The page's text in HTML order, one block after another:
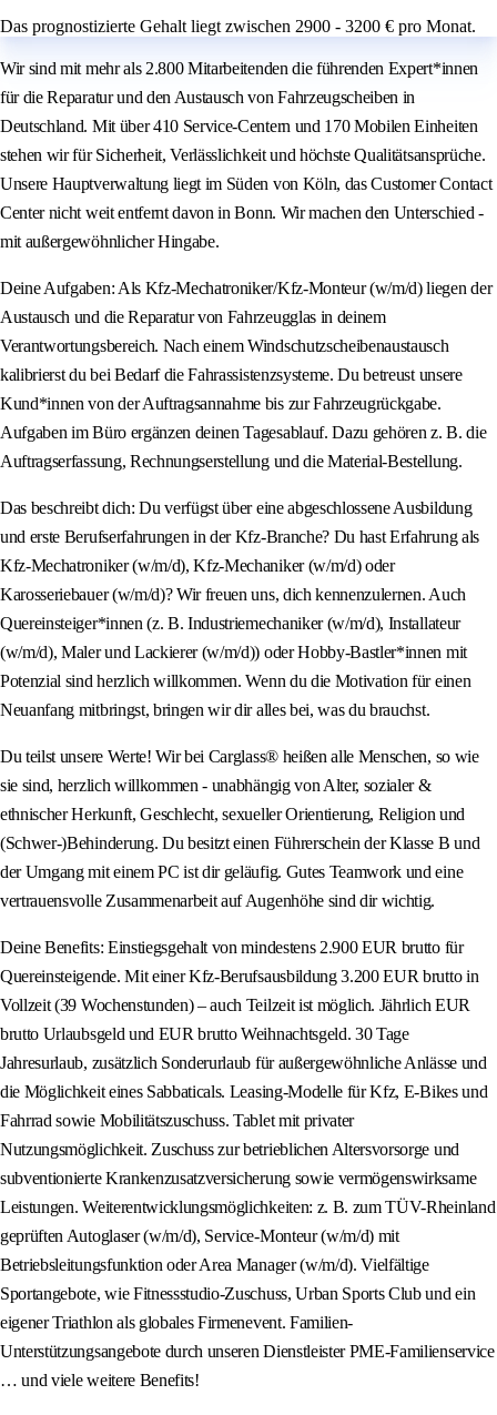
Das prognostizierte Gehalt liegt zwischen 2900 - 3200 € pro Monat.
Wir sind mit mehr als 2.800 Mitarbeitenden die führenden Expert*innen
für die Reparatur und den Austausch von Fahrzeugscheiben in
Deutschland. Mit über 410 Service-Centern und 170 Mobilen Einheiten
stehen wir für Sicherheit, Verlässlichkeit und höchste Qualitätsansprüche.
Unsere Hauptverwaltung liegt im Süden von Köln, das Customer Contact
Center nicht weit entfernt davon in Bonn. Wir machen den Unterschied -
mit außergewöhnlicher Hingabe.
Deine Aufgaben: Als Kfz-Mechatroniker/Kfz-Monteur (w/m/d) liegen der
Austausch und die Reparatur von Fahrzeugglas in deinem
Verantwortungsbereich. Nach einem Windschutzscheibenaustausch
kalibrierst du bei Bedarf die Fahrassistenzsysteme. Du betreust unsere
Kund*innen von der Auftragsannahme bis zur Fahrzeugrückgabe.
Aufgaben im Büro ergänzen deinen Tagesablauf. Dazu gehören z. B. die
Auftragserfassung, Rechnungserstellung und die Material-Bestellung.
Das beschreibt dich: Du verfügst über eine abgeschlossene Ausbildung
und erste Berufserfahrungen in der Kfz-Branche? Du hast Erfahrung als
Kfz-Mechatroniker (w/m/d), Kfz-Mechaniker (w/m/d) oder
Karosseriebauer (w/m/d)? Wir freuen uns, dich kennenzulernen. Auch
Quereinsteiger*innen (z. B. Industriemechaniker (w/m/d), Installateur
(w/m/d), Maler und Lackierer (w/m/d)) oder Hobby-Bastler*innen mit
Potenzial sind herzlich willkommen. Wenn du die Motivation für einen
Neuanfang mitbringst, bringen wir dir alles bei, was du brauchst.
Du teilst unsere Werte! Wir bei Carglass® heißen alle Menschen, so wie
sie sind, herzlich willkommen - unabhängig von Alter, sozialer &
ethnischer Herkunft, Geschlecht, sexueller Orientierung, Religion und
(Schwer-)Behinderung. Du besitzt einen Führerschein der Klasse B und
der Umgang mit einem PC ist dir geläufig. Gutes Teamwork und eine
vertrauensvolle Zusammenarbeit auf Augenhöhe sind dir wichtig.
Deine Benefits: Einstiegsgehalt von mindestens 2.900 EUR brutto für
Quereinsteigende. Mit einer Kfz-Berufsausbildung 3.200 EUR brutto in
Vollzeit (39 Wochenstunden) – auch Teilzeit ist möglich. Jährlich EUR
brutto Urlaubsgeld und EUR brutto Weihnachtsgeld. 30 Tage
Jahresurlaub, zusätzlich Sonderurlaub für außergewöhnliche Anlässe und
die Möglichkeit eines Sabbaticals. Leasing-Modelle für Kfz, E-Bikes und
Fahrrad sowie Mobilitätszuschuss. Tablet mit privater
Nutzungsmöglichkeit. Zuschuss zur betrieblichen Altersvorsorge und
subventionierte Krankenzusatzversicherung sowie vermögenswirksame
Leistungen. Weiterentwicklungsmöglichkeiten: z. B. zum TÜV-Rheinland
geprüften Autoglaser (w/m/d), Service-Monteur (w/m/d) mit
Betriebsleitungsfunktion oder Area Manager (w/m/d). Vielfältige
Sportangebote, wie Fitnessstudio-Zuschuss, Urban Sports Club und ein
eigener Triathlon als globales Firmenevent. Familien-
Unterstützungsangebote durch unseren Dienstleister PME-Familienservice
… und viele weitere Benefits!